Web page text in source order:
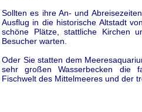
Sollten es ihre An- und
Ausflug in die historische Altstadt
schöne Plätze, stattliche Kirchen
Besucher warten.
Oder Sie statten dem
sehr großen Wasserbecken die
Fischwelt des Mittelmeeres und der